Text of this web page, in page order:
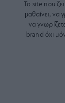
Το site που
μαθαίνει, να
να
brand όχι